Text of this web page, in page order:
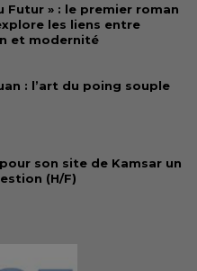
Futur » : le premier roman
les liens entre
et modernité
: l’art du poing souple
son site de Kamsar un
(H/F)